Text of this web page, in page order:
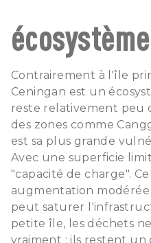
Contrairement à l'île
Ceningan est un
reste relativement peu
des zones comme
est sa plus grande
Avec une superficie
"capacité de charge".
augmentation
peut saturer
petite île, les déchets
vraiment ; ils restent